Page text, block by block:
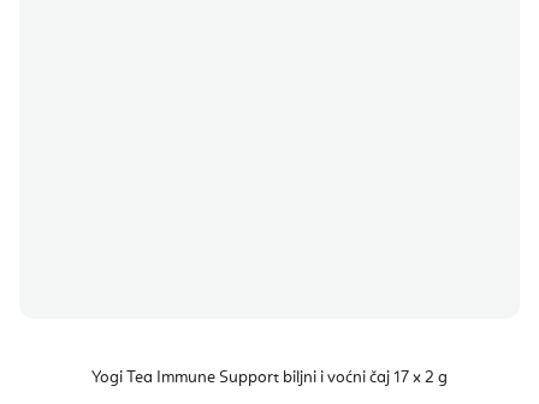
Yogi Tea Immune Support biljni i voćni čaj 17 x 2 g